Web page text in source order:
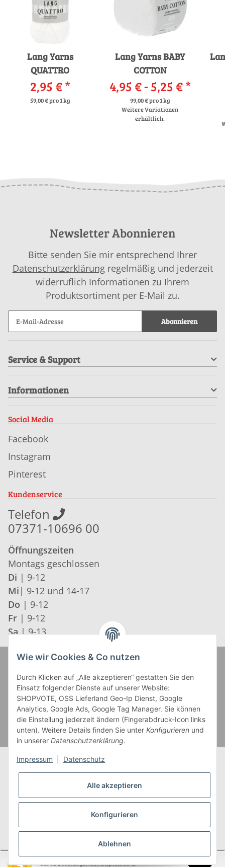
Lang Yarns
QUATTRO
2,95 €*
59,00 € pro 1 kg
Lang Yarns BABY
COTTON
4,95 € -5,25 €*
99,00 € pro 1 kg
Weitere Variationen
erhältlich.
Newsletter Abonnieren
Bitte senden Sie mir entsprechend Ihrer
Datenschutzerklärungregelmäßig und jederzeit
widerruflich Informationen zu Ihrem
Produktsortiment per E-Mail zu.
Abonnieren
Service & Support
Informationen
Social Media
Facebook
Instagram
Pinterest
Kundenservice
Telefon
07371-10696 00
Öffnungszeiten
Montags geschlossen
Di | 9-12
Mi | 9-12 und 14-17
Do | 9-12
Fr | 9-12
Sa | 9-13
* Alle Preise inkl. gesetzlicher USt., zzgl.Versand
** Gilt für Lieferungen innerhalb Deutschlands,
Lieferzeiten für andere Länder entnehmen Sie bitte
Versandkostenübersicht
Wie wir Cookies & Co nutzen
Durch Klicken auf „Alle akzeptieren“ gestatten Sie den
Einsatz folgender Dienste auf unserer Website:
SHOPVOTE, OSS Lieferland Geo-Ip Dienst, Google
Analytics, Google Ads, Google Tag Manager. Sie können
die Einstellung jederzeit ändern (Fingerabdruck-Icon links
unten). Weitere Details finden Sie unter Konfigurieren und
in unserer Datenschutzerklärung.
Impressum Datenschutz
Alle akzeptieren
Konfigurieren
Ablehnen
SEHR GUT (4.95 / 5)
aus92Bewertungen bei: shopvote.de ⓘ